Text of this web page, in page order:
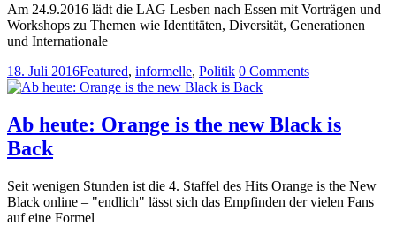
Am 24.9.2016 lädt die LAG Lesben nach Essen mit Vorträgen und
Workshops zu Themen wie Identitäten, Diversität, Generationen
und Internationale
18. Juli 2016Featured, informelle, Politik 0 Comments
Ab heute: Orange is the new Black is
Back
Seit wenigen Stunden ist die 4. Staffel des Hits Orange is the New
Black online – "endlich" lässt sich das Empfinden der vielen Fans
auf eine Formel